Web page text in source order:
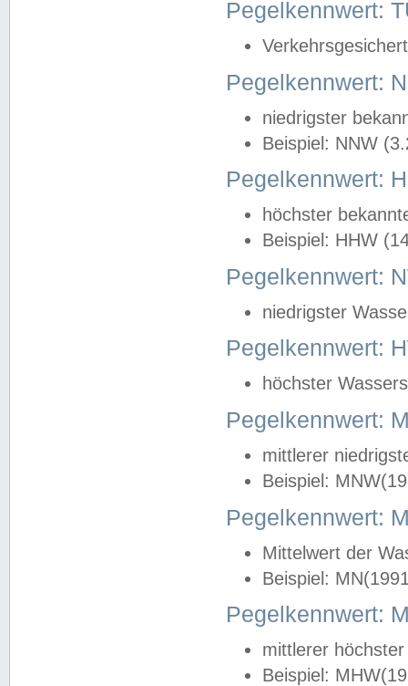
Pegelkennwert:
Pegelkennwert:
niedrigster
Beispiel: NNW
Pegelkennwert:
höchster
Beispiel: HHW
Pegelkennwert:
niedrigster
Pegelkennwert:
höchster
Pegelkennwert:
mittlerer
Beispiel:
Pegelkennwert:
Mittelwert der
Beispiel:
Pegelkennwert:
mittlerer
Beispiel: